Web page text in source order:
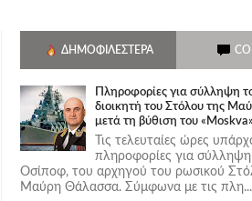
ΔΗΜΟΦΙΛΈΣΤΕΡΑ
Πληροφορίες για σύλληψη
διοικητή του Στόλου της
μετά τη βύθιση του «Moskva»
Τις τελευταίες ώρες
πληροφορίες για σύλληψη
Οσίποφ, του αρχηγού του ρωσικού
Μαύρη Θάλασσα. Σύμφωνα με τις πλη...